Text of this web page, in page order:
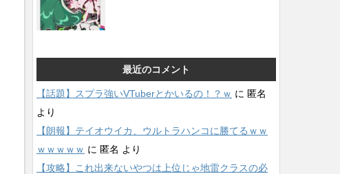
最近のコメント
【話題】スプラ強いVTuberとかいるの！？ｗ に 匿名
より
【朗報】テイオウイカ、ウルトラハンコに勝てるｗｗ
ｗｗｗｗｗ に 匿名 より
【攻略】これ出来ないやつは上位じゃ地雷クラスの必